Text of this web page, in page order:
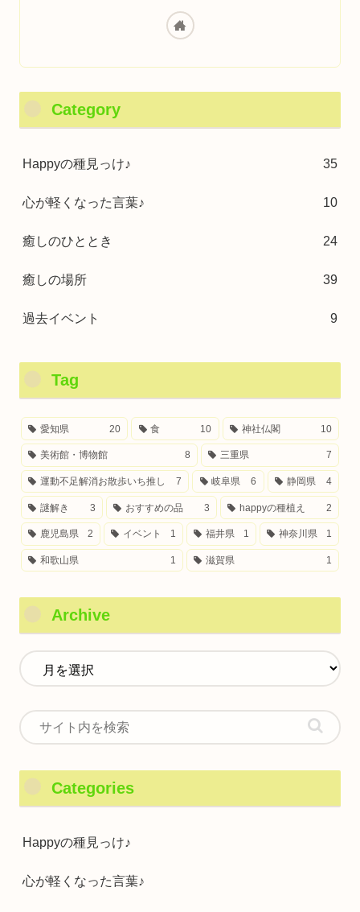
Category
Happyの種見っけ♪ 35
心が軽くなった言葉♪ 10
癒しのひととき 24
癒しの場所 39
過去イベント 9
Tag
愛知県 20 食 10 神社仏閣 10
美術館・博物館 8 三重県 7
運動不足解消お散歩いち推し 7 岐阜県 6 静岡県 4
謎解き 3 おすすめの品 3 happyの種植え 2
鹿児島県 2 イベント 1 福井県 1 神奈川県 1
和歌山県 1 滋賀県 1
Archive
Categories
Happyの種見っけ♪
心が軽くなった言葉♪